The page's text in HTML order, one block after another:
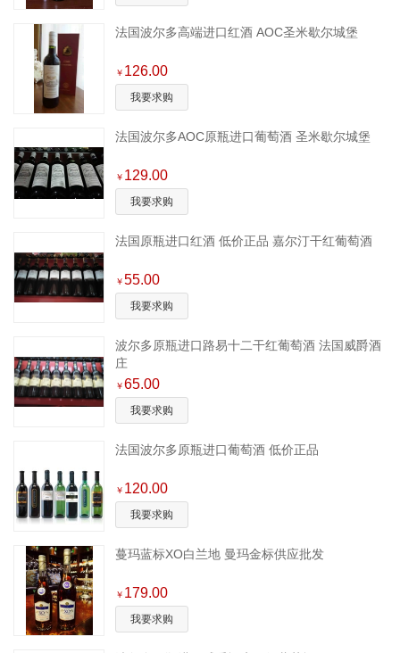
法国波尔多高端进口红酒 AOC圣米歇尔城堡
￥ 126.00
我要求购
法国波尔多AOC原瓶进口葡萄酒 圣米歇尔城堡
￥ 129.00
我要求购
法国原瓶进口红酒 低价正品 嘉尔汀干红葡萄酒
￥55.00
我要求购
波尔多原瓶进口路易十二干红葡萄酒 法国威爵酒
庄
￥65.00
我要求购
法国波尔多原瓶进口葡萄酒 低价正品
￥ 120.00
我要求购
蔓玛蓝标XO白兰地 曼玛金标供应批发
￥ 179.00
我要求购